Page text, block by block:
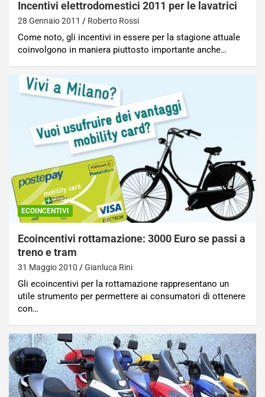
Incentivi elettrodomestici 2011 per le lavatrici
28 Gennaio 2011 Roberto Rossi
Come noto, gli incentivi in essere per la stagione attuale
coinvolgono in maniera piuttosto importante anche…
ECOINCENTIVI
Ecoincentivi rottamazione: 3000 Euro se passi a
treno e tram
31 Maggio 2010 Gianluca Rini
Gli ecoincentivi per la rottamazione rappresentano un
utile strumento per permettere ai consumatori di ottenere
con…